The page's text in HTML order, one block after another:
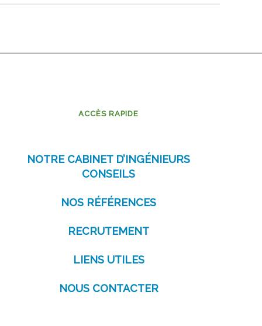
ACCÈS RAPIDE
NOTRE CABINET D’INGÉNIEURS
CONSEILS
NOS RÉFÉRENCES
RECRUTEMENT
LIENS UTILES
NOUS CONTACTER